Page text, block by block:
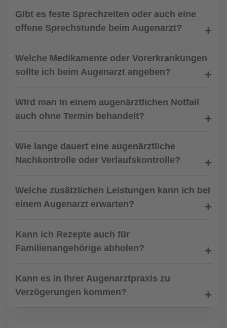
Gibt es feste Sprechzeiten oder auch eine
offene Sprechstunde beim Augenarzt?
Welche Medikamente oder Vorerkrankungen
sollte ich beim Augenarzt angeben?
Wird man in einem augenärztlichen Notfall
auch ohne Termin behandelt?
Wie lange dauert eine augenärztliche
Nachkontrolle oder Verlaufskontrolle?
Welche zusätzlichen Leistungen kann ich bei
einem Augenarzt erwarten?
Kann ich Rezepte auch für
Familienangehörige abholen?
Kann es in Ihrer Augenarztpraxis zu
Verzögerungen kommen?